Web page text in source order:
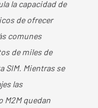
la capacidad de
de ofrecer
comunes
de miles de
SIM. Mientras se
las
quedan